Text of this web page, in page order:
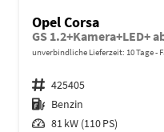
Opel Corsa
GS 1.2+Kamera+LED+
unverbindliche Lieferzeit: 10 Tage
Fahrzeugnr. 425405
Kraftstoff Benzin
Leistung 81 kW (110 PS)